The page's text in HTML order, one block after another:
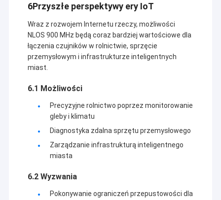
6Przyszłe perspektywy ery IoT
Wraz z rozwojem Internetu rzeczy, możliwości
NLOS 900 MHz będą coraz bardziej wartościowe dla
łączenia czujników w rolnictwie, sprzęcie
przemysłowym i infrastrukturze inteligentnych
miast.
6.1 Możliwości
Precyzyjne rolnictwo poprzez monitorowanie
gleby i klimatu
Diagnostyka zdalna sprzętu przemysłowego
Zarządzanie infrastrukturą inteligentnego
miasta
6.2 Wyzwania
Pokonywanie ograniczeń przepustowości dla